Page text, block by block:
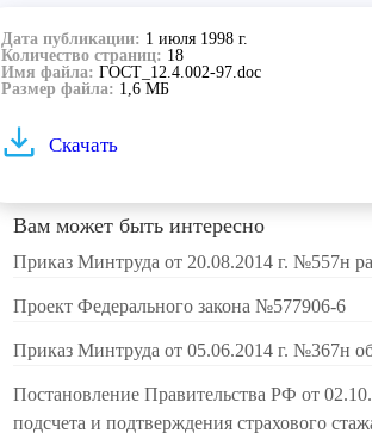
Дата публикации: 1 июля 1998 г.
Количество страниц: 18
Имя файла: ГОСТ_12.4.002-97.doc
Размер файла: 1,6 МБ
Скачать
Вам может быть интересно
Приказ Минтруда от 20.08.2014 г. №557н
Проект Федерального закона №577906-6
Приказ Минтруда от 05.06.2014 г. №367н
Постановление Правительства РФ от
подсчета и подтверждения страхового